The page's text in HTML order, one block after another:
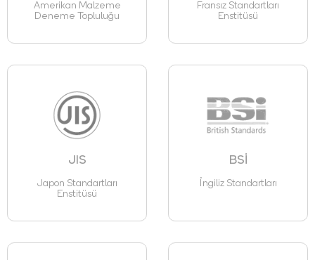
Amerikan Malzeme
Deneme Topluluğu
Fransız Standartları
Enstitüsü
JIS
Japon Standartları
Enstitüsü
BSİ
İngiliz Standartları